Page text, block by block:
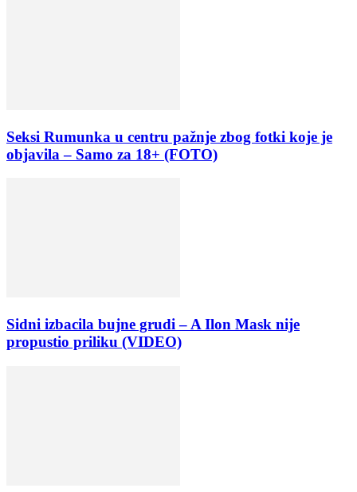
Seksi Rumunka u centru pažnje zbog fotki koje je
objavila – Samo za 18+ (FOTO)
Sidni izbacila bujne grudi – A Ilon Mask nije
propustio priliku (VIDEO)